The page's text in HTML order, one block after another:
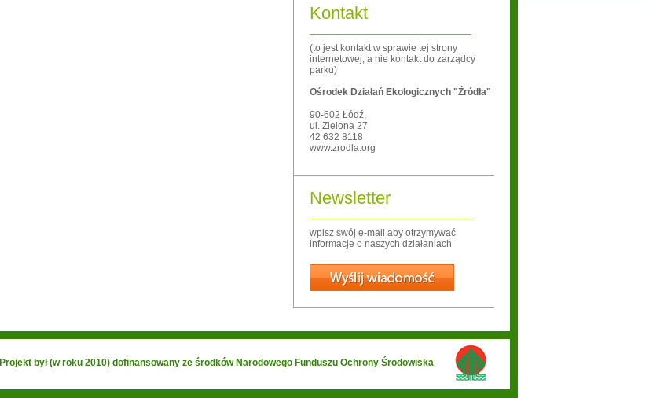
Kontakt
(to jest kontakt w sprawie tej strony
internetowej, a nie kontakt do zarządcy
parku)
Ośrodek Działań Ekologicznych "Źródła"
90-602 Łódź,
ul. Zielona 27
42 632 8118
www.zrodla.org
Newsletter
wpisz swój e-mail aby otrzymywać
informacje o naszych działaniach
Wyślij
Projekt był (w roku 2010) dofinansowany ze środków Narodowego Funduszu Ochrony Środowiska